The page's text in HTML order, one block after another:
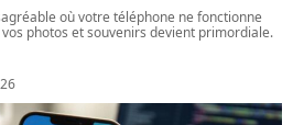
où votre téléphone ne fonctionne
photos et souvenirs devient primordiale.